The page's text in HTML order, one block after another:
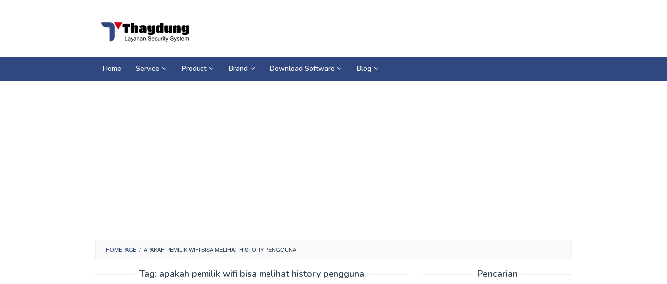
Home Service Product Brand Download Software Blog
HOMEPAGE / APAKAH PEMILIK WIFI BISA MELIHAT HISTORY PENGGUNA
Tag: apakah pemilik wifi bisa melihat history pengguna
Pencarian